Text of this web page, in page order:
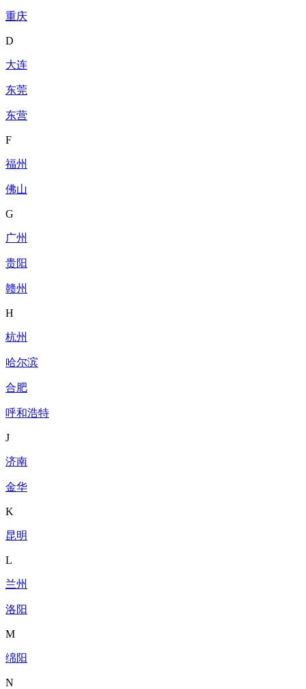
重庆
D
大连
东莞
东营
F
福州
佛山
G
广州
贵阳
赣州
H
杭州
哈尔滨
合肥
呼和浩特
J
济南
金华
K
昆明
L
兰州
洛阳
M
绵阳
N